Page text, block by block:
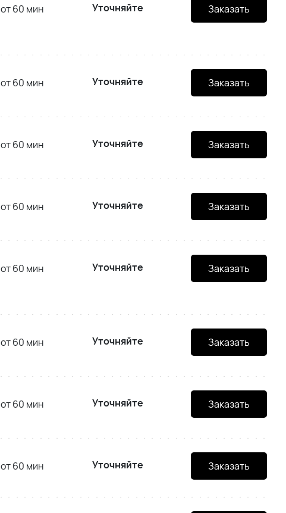
от 60 мин Уточняйте Заказать
от 60 мин Уточняйте Заказать
от 60 мин Уточняйте Заказать
от 60 мин Уточняйте Заказать
от 60 мин Уточняйте Заказать
от 60 мин Уточняйте Заказать
от 60 мин Уточняйте Заказать
от 60 мин Уточняйте Заказать